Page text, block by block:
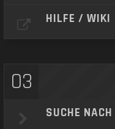
HILFE / WIKI
03
SUCHE